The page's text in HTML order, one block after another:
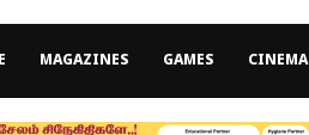
MAGAZINES GAMES CINEMA